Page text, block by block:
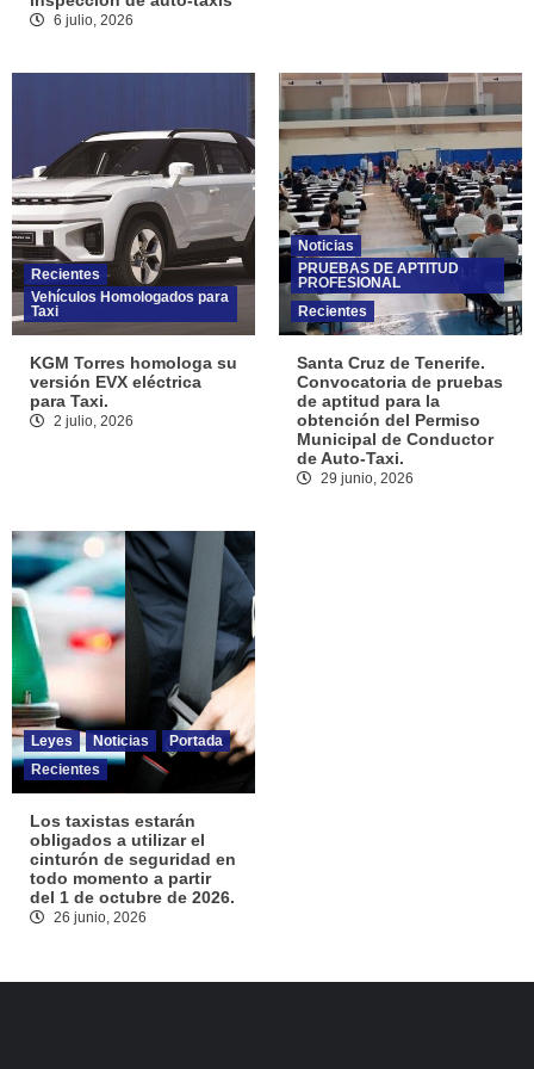
6 julio, 2026
Recientes
Vehículos Homologados para
Taxi
KGM Torres homologa su
versión EVX eléctrica
para Taxi.
2 julio, 2026
Noticias
PRUEBAS DE APTITUD
PROFESIONAL
Recientes
Santa Cruz de Tenerife.
Convocatoria de pruebas
de aptitud para la
obtención del Permiso
Municipal de Conductor
de Auto-Taxi.
29 junio, 2026
Leyes Noticias
Portada
Recientes
Los taxistas estarán
obligados a utilizar el
cinturón de seguridad en
todo momento a partir
del 1 de octubre de 2026.
26 junio, 2026